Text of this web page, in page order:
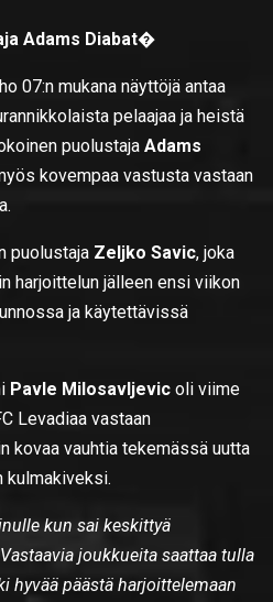
Adams Diabat�
07:n mukana näyttöjä antaa
pelaajaa ja heistä
puolustajaAdams
kovempaa vastusta vastaan
puolustaja Zeljko Savic, joka
harjoittelun jälleen ensi viikon
ja käytettävissä
Pavle Milosavljevic oli viime
Levadiaa vastaan
kovaa vauhtia tekemässä uutta
kulmakiveksi.
kun sai keskittyä
joukkueita saattaa tulla
hyvää päästä harjoittelemaan